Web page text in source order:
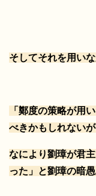
そしてそれを用い
「鄭度の策略が用
べきかもしれないが
なにより劉璋が君
った」と劉璋の暗